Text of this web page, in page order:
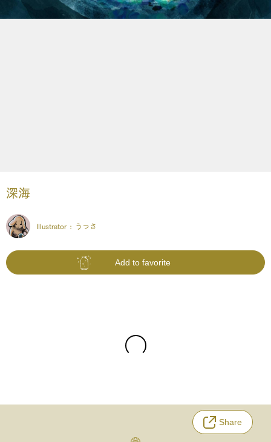
深海
Illustrator : うっさ
Add to favorite
Share